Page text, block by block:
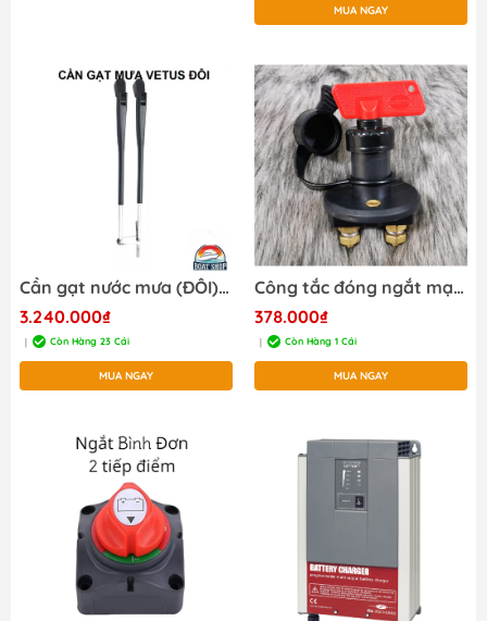
MUA NGAY
Cần gạt nước mưa (ĐÔI) VETUS Vetus Black Parallel Wiper Arm 308 to 393mm RWAD
3.240.000₫
| Còn Hàng 23 Cái
MUA NGAY
Công tắc đóng ngắt mạch ngắt dương ắc quy 2 cọc bình, Ngắt Mát Điện DC
378.000₫
| Còn Hàng 1 Cái
MUA NGAY